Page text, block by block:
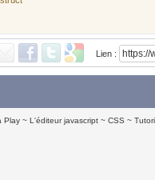
Lien :
Play L'éditeur javascript CSS